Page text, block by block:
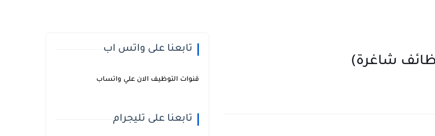
تابعنا على واتس اب
قنوات التوظيف الان علي واتساب
تابعنا على تليجرام